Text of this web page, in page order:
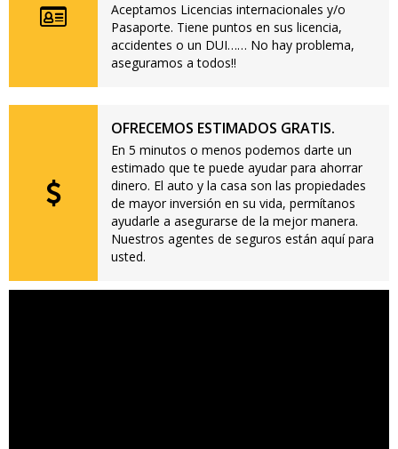
Aceptamos Licencias internacionales y/o
Pasaporte. Tiene puntos en sus licencia,
accidentes o un DUI…… No hay problema,
aseguramos a todos!!
OFRECEMOS ESTIMADOS GRATIS.
En 5 minutos o menos podemos darte un
estimado que te puede ayudar para ahorrar
dinero. El auto y la casa son las propiedades
de mayor inversión en su vida, permítanos
ayudarle a asegurarse de la mejor manera.
Nuestros agentes de seguros están aquí para
usted.